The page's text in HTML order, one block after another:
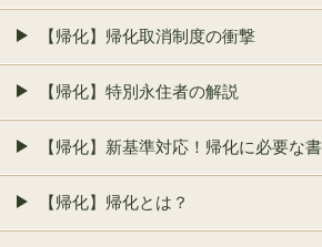
【帰化】帰化取消制度の衝撃
【帰化】特別永住者の解説
【帰化】新基準対応！帰化に必要な
【帰化】帰化とは？